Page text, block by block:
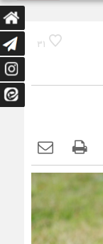
31